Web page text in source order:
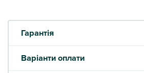
Гарантія
Варіанти оплати